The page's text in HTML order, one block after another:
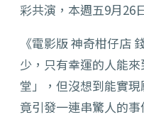
彩共演，本週五9月26
《電影版 神奇柑仔店
少，只有幸運的人能
堂」，但沒想到能實
竟引發一連串驚人的